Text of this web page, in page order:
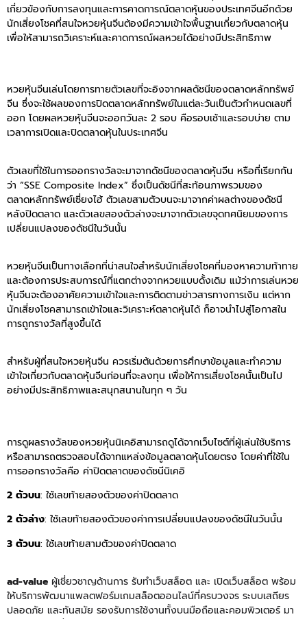
เกี่ยวข้องกับการลงทุนและการคาดการณ์ตลาดหุ้นของประเทศจีนอีกด้วย
นักเสี่ยงโชคที่สนใจหวยหุ้นจีนต้องมีความเข้าใจพื้นฐานเกี่ยวกับตลาดหุ้น
เพื่อให้สามารถวิเคราะห์และคาดการณ์ผลหวยได้อย่างมีประสิทธิภาพ
หวยหุ้นจีนเล่นโดยการทายตัวเลขที่จะอิงจากผลดัชนีของตลาดหลักทรัพย์
จีน ซึ่งจะใช้ผลของการปิดตลาดหลักทรัพย์ในแต่ละวันเป็นตัวกำหนดเลขที่
ออก โดยผลหวยหุ้นจีนจะออกวันละ 2 รอบ คือรอบเช้าและรอบบ่าย ตาม
เวลาการเปิดและปิดตลาดหุ้นในประเทศจีน
ตัวเลขที่ใช้ในการออกรางวัลจะมาจากดัชนีของตลาดหุ้นจีน หรือที่เรียกกัน
ว่า “SSE Composite Index” ซึ่งเป็นดัชนีที่สะท้อนภาพรวมของ
ตลาดหลักทรัพย์เซี่ยงไฮ้ ตัวเลขสามตัวบนจะมาจากค่าผลต่างของดัชนี
หลังปิดตลาด และตัวเลขสองตัวล่างจะมาจากตัวเลขจุดทศนิยมของการ
เปลี่ยนแปลงของดัชนีในวันนั้น
หวยหุ้นจีนเป็นทางเลือกที่น่าสนใจสำหรับนักเสี่ยงโชคที่มองหาความท้าทาย
และต้องการประสบการณ์ที่แตกต่างจากหวยแบบดั้งเดิม แม้ว่าการเล่นหวย
หุ้นจีนจะต้องอาศัยความเข้าใจและการติดตามข่าวสารทางการเงิน แต่หาก
นักเสี่ยงโชคสามารถเข้าใจและวิเคราะห์ตลาดหุ้นได้ ก็อาจนำไปสู่โอกาสใน
การถูกรางวัลที่สูงขึ้นได้
สำหรับผู้ที่สนใจหวยหุ้นจีน ควรเริ่มต้นด้วยการศึกษาข้อมูลและทำความ
เข้าใจเกี่ยวกับตลาดหุ้นจีนก่อนที่จะลงทุน เพื่อให้การเสี่ยงโชคนั้นเป็นไป
อย่างมีประสิทธิภาพและสนุกสนานในทุก ๆ วัน
การดูผลรางวัลของหวยหุ้นนิเคอิสามารถดูได้จากเว็บไซต์ที่ผู้เล่นใช้บริการ
หรือสามารถตรวจสอบได้จากแหล่งข้อมูลตลาดหุ้นโดยตรง โดยค่าที่ใช้ใน
การออกรางวัลคือ ค่าปิดตลาดของดัชนีนิเคอิ
2 ตัวบน: ใช้เลขท้ายสองตัวของค่าปิดตลาด
2 ตัวล่าง: ใช้เลขท้ายสองตัวของค่าการเปลี่ยนแปลงของดัชนีในวันนั้น
3 ตัวบน: ใช้เลขท้ายสามตัวของค่าปิดตลาด
ad-value ผู้เชี่ยวชาญด้านการ รับทำเว็บสล็อต และ เปิดเว็บสล็อต พร้อม
ให้บริการพัฒนาแพลตฟอร์มเกมสล็อตออนไลน์ที่ครบวงจร ระบบเสถียร
ปลอดภัย และทันสมัย รองรับการใช้งานทั้งบนมือถือและคอมพิวเตอร์ มา